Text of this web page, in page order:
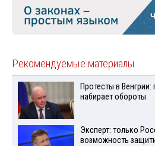
Рекомендуемые материалы
Протесты в
набирает обороты
Эксперт: только
возможность